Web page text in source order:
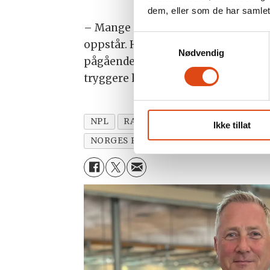
dem, eller som de har
Nødvendig
Ikke tillat
– Mange av hendelsene kan være
oppstår. Her er ID-skjerming et
pågående lovarbeidet.
tryggere hverdag, sier
NPL RAMBØLL POLITILEDER
NORGES POLITILEDERLAG
KJETIL